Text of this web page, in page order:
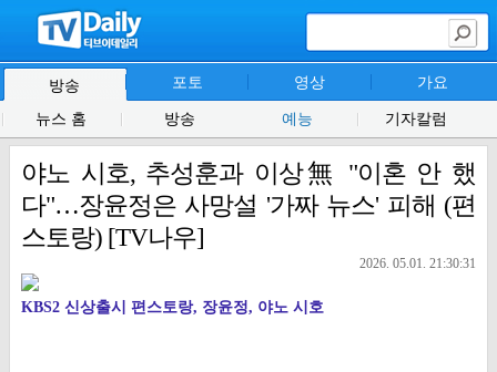
방송 포토 영상 가요
뉴스 홈 방송 예능 기자칼럼
야노 시호, 추성훈과 이상無 "이혼 안 했
다"…장윤정은 사망설 '가짜 뉴스' 피해 (편
스토랑) [TV나우]
2026. 05.01. 21:30:31
KBS2 신상출시 편스토랑, 장윤정, 야노 시호